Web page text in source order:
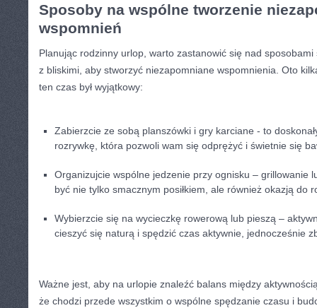
Sposoby na ⁢wspólne tworzenie
wspomnień
Planując ⁣rodzinny⁤ urlop, warto zastanowić się nad
⁤z bliskimi, aby stworzyć‍ niezapomniane⁢ wspomnienia. ⁣Oto
⁣ten ⁣czas‍ był​ wyjątkowy:
Zabierzcie ze sobą ⁤planszówki i gry karciane ‍-⁤ to
rozrywkę, która pozwoli wam się odprężyć i‌ świetnie się
Organizujcie wspólne ⁢jedzenie⁣ przy ognisku – ⁤grillowanie
być nie tylko smacznym ‌posiłkiem,​ ale również ⁤okazją ⁣do
Wybierzcie ⁣się ‍na wycieczkę⁢ rowerową lub​ pieszą –
cieszyć‍ się naturą i spędzić czas aktywnie, ​jednocześnie
Ważne jest, aby na urlopie znaleźć balans między
że chodzi przede wszystkim o wspólne spędzanie czasu​ i